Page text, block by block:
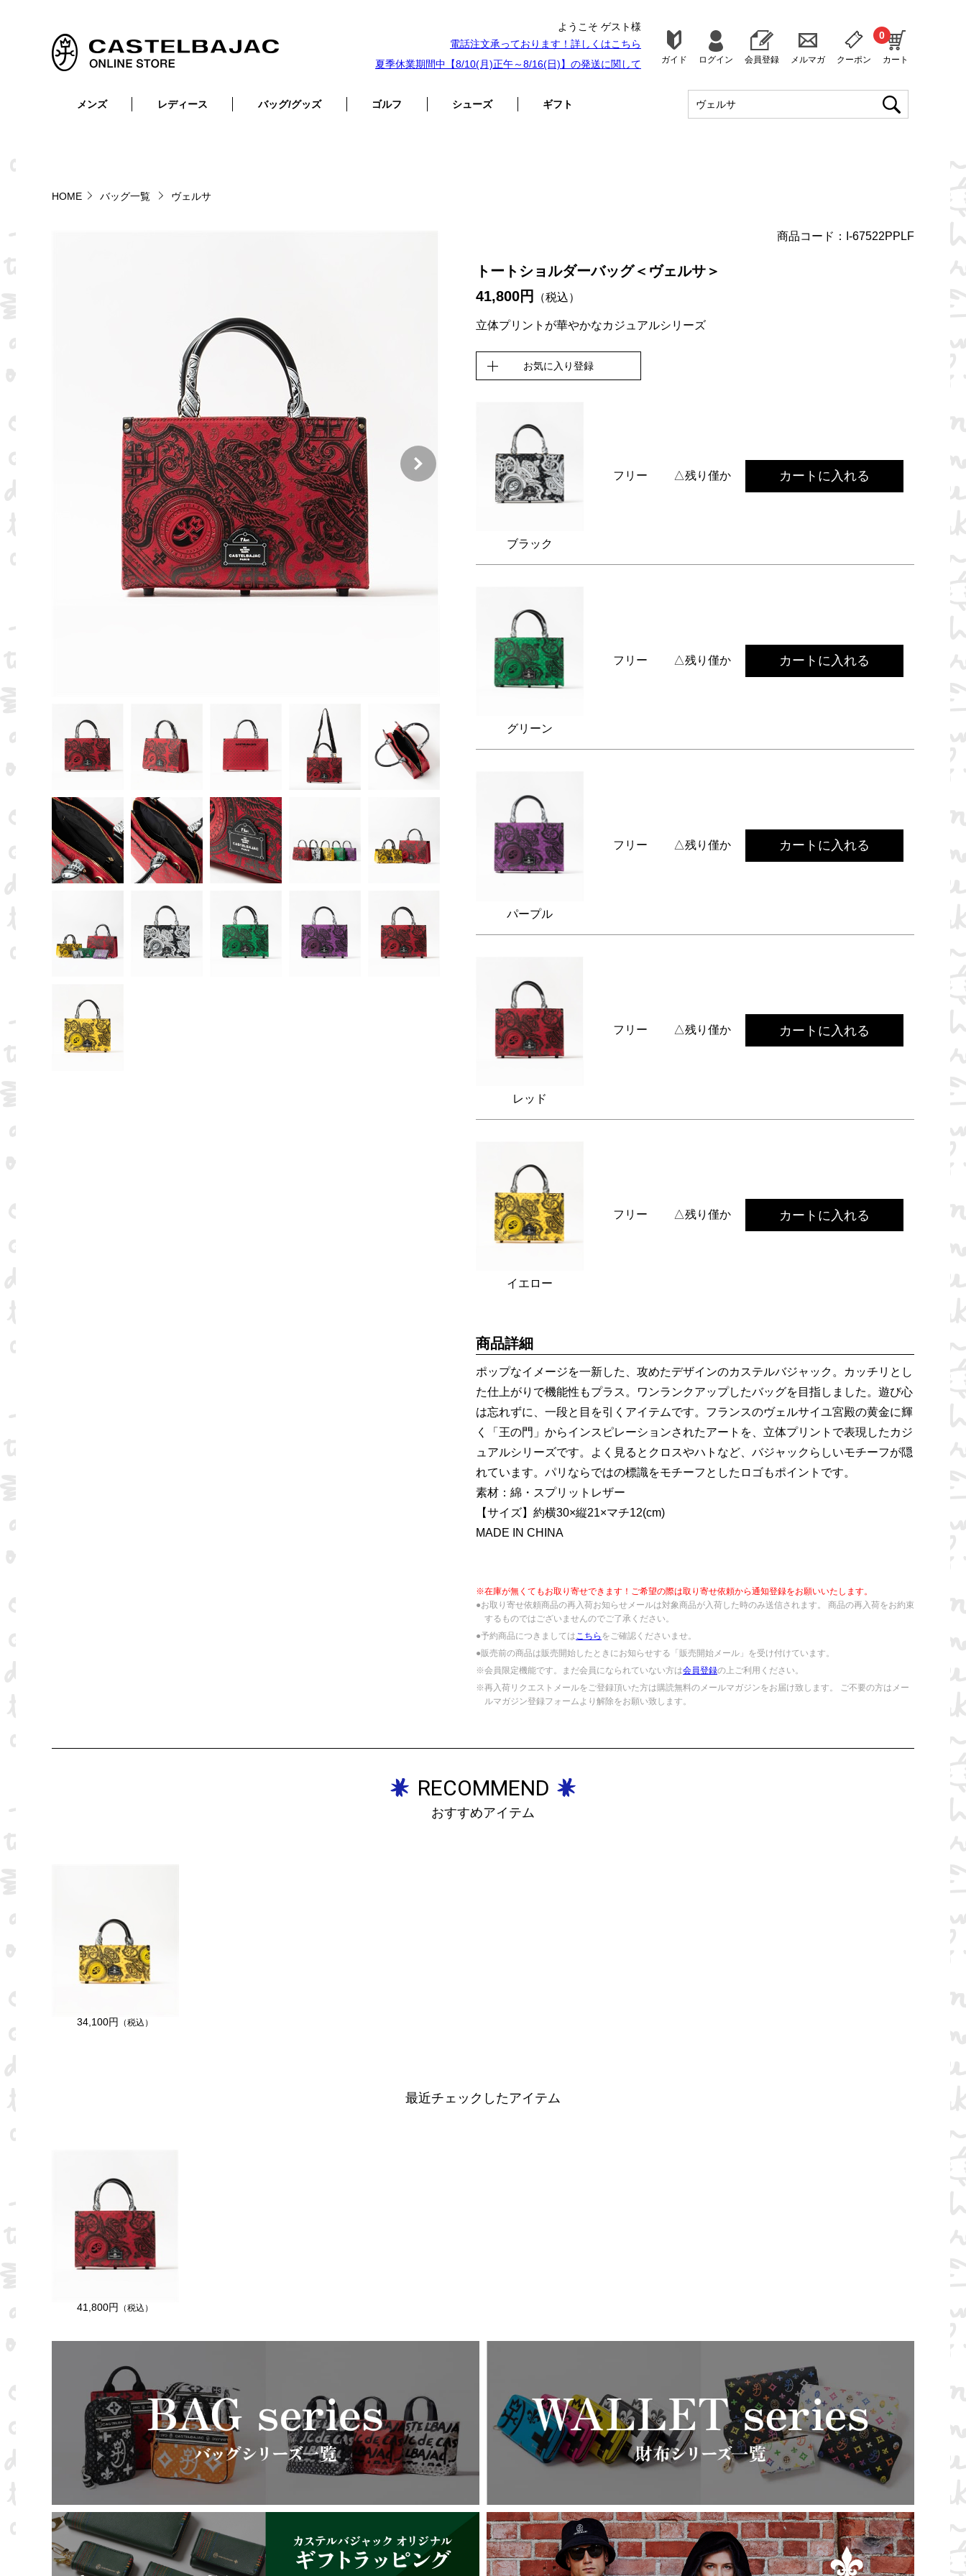
ようこそ ゲスト様
電話注文承っております！詳しくはこちら
夏季休業期間中【8/10(月)正午～8/16(日)】の発送に関して
ガイド ログイン 会員登録 メルマガ クーポン カート
0
メンズ レディース バッグ/グッズ ゴルフ シューズ ギフト
HOME バッグ一覧 ヴェルサ
商品コード：I-67522PPLF
トートショルダーバッグ＜ヴェルサ＞
41,800円
（税込）
立体プリントが華やかなカジュアルシリーズ
お気に入り登録
ブラック
フリー △残り僅か カートに入れる
グリーン
フリー △残り僅か カートに入れる
パープル
フリー △残り僅か カートに入れる
レッド
フリー △残り僅か カートに入れる
イエロー
フリー △残り僅か カートに入れる
商品詳細
ポップなイメージを一新した、攻めたデザインのカステルバジャック。カッチリとし
た仕上がりで機能性もプラス。ワンランクアップしたバッグを目指しました。遊び心
は忘れずに、一段と目を引くアイテムです。フランスのヴェルサイユ宮殿の黄金に輝
く「王の門」からインスピレーションされたアートを、立体プリントで表現したカジ
ュアルシリーズです。よく見るとクロスやハトなど、バジャックらしいモチーフが隠
れています。パリならではの標識をモチーフとしたロゴもポイントです。
素材：綿・スプリットレザー
【サイズ】約横30×縦21×マチ12(cm)
MADE IN CHINA
※在庫が無くてもお取り寄せできます！ご希望の際は取り寄せ依頼から通知登録をお願いいたします。
●お取り寄せ依頼商品の再入荷お知らせメールは対象商品が入荷した時のみ送信されます。 商品の再入荷をお約束
するものではございませんのでご了承ください。
●予約商品につきましてはこちら をご確認くださいませ。
●販売前の商品は販売開始したときにお知らせする「販売開始メール」を受け付けています。
※会員限定機能です。まだ会員になられていない方は会員登録の上ご利用ください。
※再入荷リクエストメールをご登録頂いた方は購読無料のメールマガジンをお届け致します。 ご不要の方はメー
ルマガジン登録フォームより解除をお願い致します。
RECOMMEND
おすすめアイテム
34,100円 （税込）
最近チェックしたアイテム
41,800円 （税込）